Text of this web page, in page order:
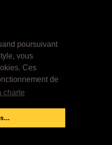
poursuivant
vous
Ces
de
charte